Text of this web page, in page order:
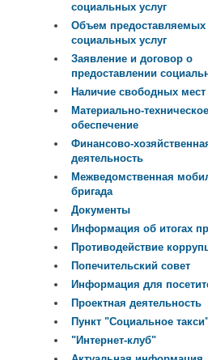
социальных услуг
Объем предоставляемых
социальных услуг
Заявление и договор о
предоставлении
Наличие свободных мест
Материально-техническое
обеспечение
Финансово-
деятельность
Межведомственная
бригада
Документы
Информация об итогах
Противодействие
Попечительский совет
Информация для
Проектная деятельность
Пункт "Социальное
"Интернет-клуб"